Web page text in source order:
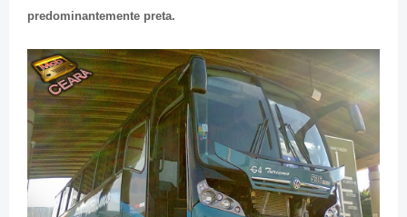
predominantemente preta.